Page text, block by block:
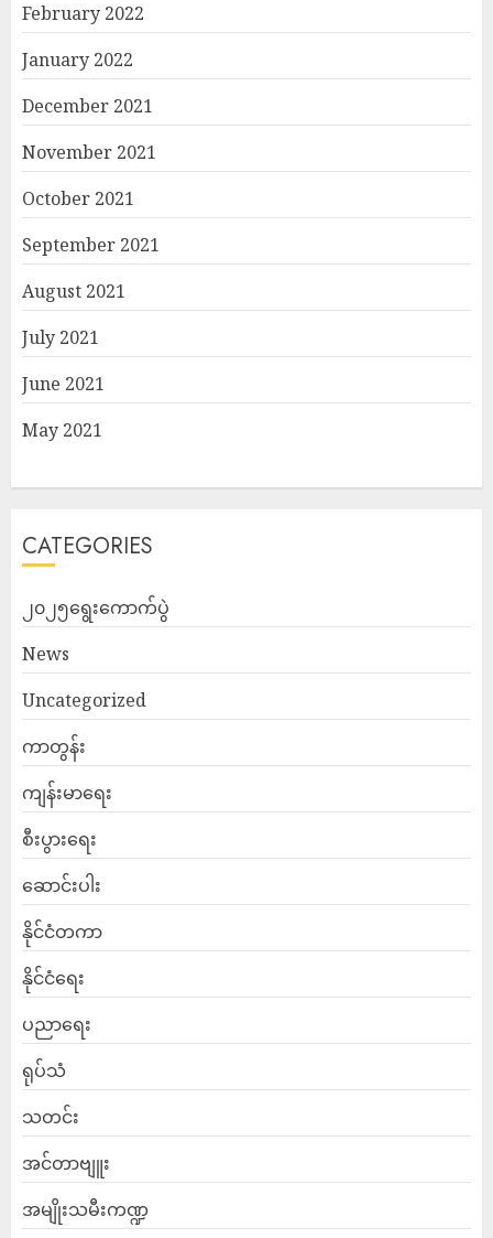
February 2022
January 2022
December 2021
November 2021
October 2021
September 2021
August 2021
July 2021
June 2021
May 2021
CATEGORIES
၂၀၂၅ရွေးကောက်ပွဲ
News
Uncategorized
ကာတွန်း
ကျန်းမာရေး
စီးပွားရေး
ဆောင်းပါး
နိုင်ငံတကာ
နိုင်ငံရေး
ပညာရေး
ရုပ်သံ
သတင်း
အင်တာဗျူး
အမျိုးသမီးကဏ္ဍ